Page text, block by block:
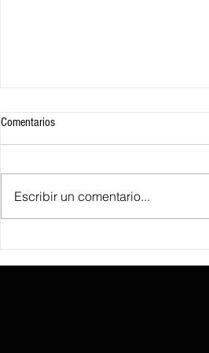
Comentarios
Escribir un comentario...